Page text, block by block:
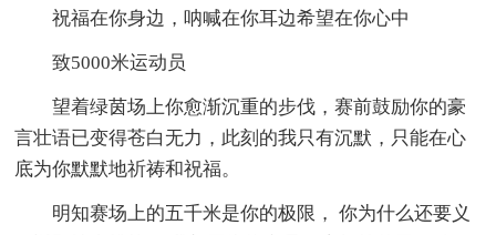
祝福在你身边，呐喊在你耳边希望在你心中
致5000米运动员
望着绿茵场上你愈渐沉重的步伐，赛前鼓励你的豪
言壮语已变得苍白无力，此刻的我只有沉默，只能在心
底为你默默地祈祷和祝福。
明知赛场上的五千米是你的极限， 你为什么还要义